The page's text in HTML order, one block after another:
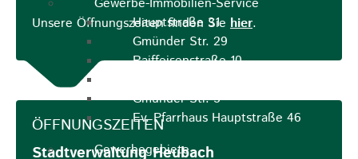
Hauptstraße 31
Gmünder Str. 29
Raiffeisenstraße 10
Gmünder Str. 5
Ev. Pfarrhaus Hauptstraße 46
Gewerbegebiete
Unsere Öffnungszeiten finden Sie hier.
ÖFFNUNGSZEITEN
Stadtverwaltung Heubach